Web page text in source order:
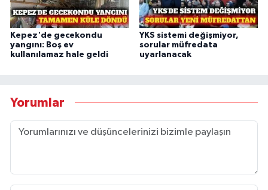
Kepez'de gecekondu
yangını: Boş ev
kullanılamaz hale geldi
YKS sistemi değişmiyor,
sorular müfredata
uyarlanacak
Yorumlar